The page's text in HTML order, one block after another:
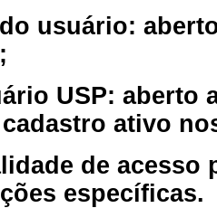
usuário:
USP: aberto
ativo
de
específicas.